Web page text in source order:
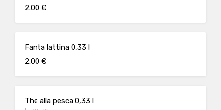
2.00 €
Fanta lattina 0,33 l
2.00 €
The alla pesca 0,33 l